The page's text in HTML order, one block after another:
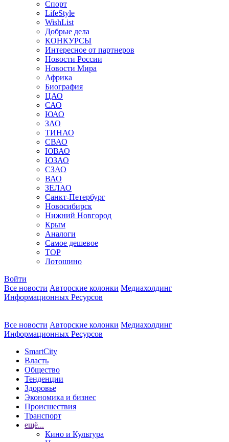
Спорт
LifeStyle
WishList
Добрые дела
КОНКУРСЫ
Интересное от партнеров
Новости России
Новости Мира
Африка
Биография
ЦАО
САО
ЮАО
ЗАО
ТИНАО
СВАО
ЮВАО
ЮЗАО
СЗАО
ВАО
ЗЕЛАО
Санкт-Петербург
Новосибирск
Нижний Новгород
Крым
Аналоги
Самое дешевое
TOP
Лотошино
Войти
Все новости Авторские колонки Медиахолдинг
Информационных Ресурсов
Все новости Авторские колонки Медиахолдинг
Информационных Ресурсов
SmartCity
Власть
Общество
Тенденции
Здоровье
Экономика и бизнес
Происшествия
Транспорт
ещё...
Кино и Культура